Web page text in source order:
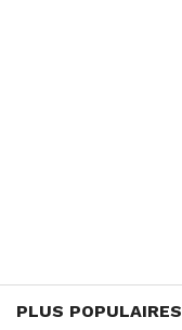
PLUS POPULAIRES